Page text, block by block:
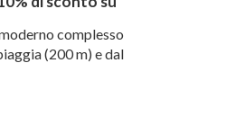
complesso
(200 m) e dal